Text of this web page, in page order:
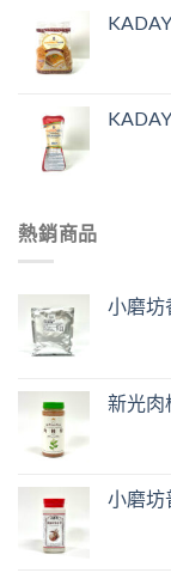
熱銷商品
小磨坊
新光肉
小磨坊